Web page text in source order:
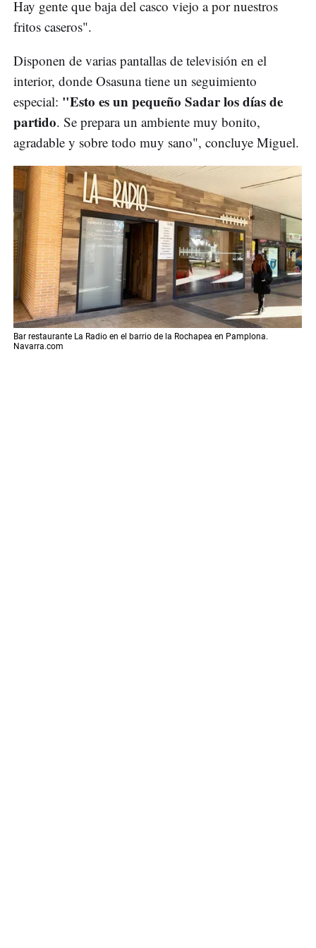
Hay gente que baja del casco viejo a por nuestros
fritos caseros".
Disponen de varias pantallas de televisión en el
interior, donde Osasuna tiene un seguimiento
especial: "Esto es un pequeño Sadar los días de
partido. Se prepara un ambiente muy bonito,
agradable y sobre todo muy sano", concluye Miguel.
Bar restaurante La Radio en el barrio de la Rochapea en Pamplona.
Navarra.com